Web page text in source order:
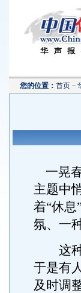
您的位置： 首页 －
一晃
主题中
着“休息
氛、一
这种
于是有
及时调